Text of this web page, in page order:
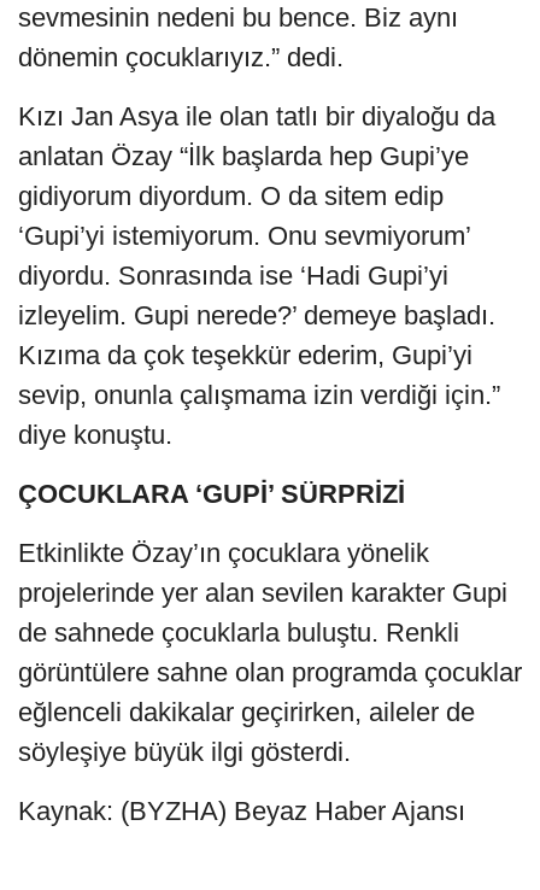
sevmesinin nedeni bu bence. Biz aynı
dönemin çocuklarıyız.” dedi.
Kızı Jan Asya ile olan tatlı bir diyaloğu da
anlatan Özay “İlk başlarda hep Gupi’ye
gidiyorum diyordum. O da sitem edip
‘Gupi’yi istemiyorum. Onu sevmiyorum’
diyordu. Sonrasında ise ‘Hadi Gupi’yi
izleyelim. Gupi nerede?’ demeye başladı.
Kızıma da çok teşekkür ederim, Gupi’yi
sevip, onunla çalışmama izin verdiği için.”
diye konuştu.
ÇOCUKLARA ‘GUPİ’ SÜRPRİZİ
Etkinlikte Özay’ın çocuklara yönelik
projelerinde yer alan sevilen karakter Gupi
de sahnede çocuklarla buluştu. Renkli
görüntülere sahne olan programda çocuklar
eğlenceli dakikalar geçirirken, aileler de
söyleşiye büyük ilgi gösterdi.
Kaynak: (BYZHA) Beyaz Haber Ajansı